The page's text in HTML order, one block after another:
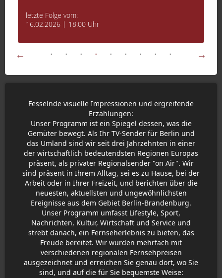
letzte Folge vom:
16.02.2026 | 18:00 Uhr
Fesselnde visuelle Impressionen und ergreifende
Erzählungen:
Unser Programm ist ein Spiegel dessen, was die
Gemüter bewegt. Als Ihr TV-Sender für Berlin und
das Umland sind wir seit drei Jahrzehnten in einer
der wirtschaftlich bedeutendsten Regionen Europas
präsent, als privater Regionalsender "on Air". Wir
sind präsent in Ihrem Alltag, sei es zu Hause, bei der
Arbeit oder in Ihrer Freizeit, und berichten über die
neuesten, aktuellsten und ungewöhnlichsten
Ereignisse aus dem Gebiet Berlin-Brandenburg.
Unser Programm umfasst Lifestyle, Sport,
Nachrichten, Kultur, Wirtschaft und Service und
strebt danach, ein Fernseherlebnis zu bieten, das
Freude bereitet. Wir wurden mehrfach mit
verschiedenen regionalen Fernsehpreisen
ausgezeichnet und erreichen Sie genau dort, wo Sie
sind, und auf die für Sie bequemste Weise: